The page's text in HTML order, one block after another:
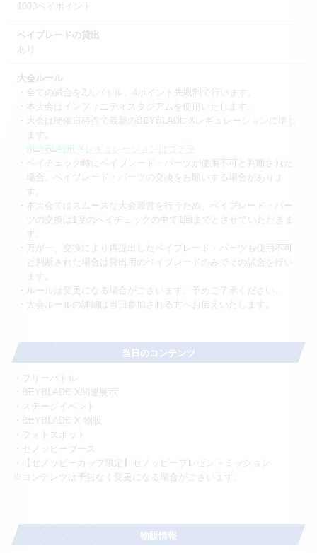
1000ベイポイント
ベイブレードの貸出
あり
大会ルール
・全ての試合を2人バトル、4ポイント先取制で行います。
・本大会はインフィニティスタジアムを使用いたします。
・大会は開催日時点で最新のBEYBLADE Xレギュレーションに準じ
ます。
BEYBLADE Xレギュレーションはコチラ
・ベイチェック時にベイブレード・パーツが使用不可と判断された
場合、ベイブレード・パーツの交換をお願いする場合がありま
す。
・本大会ではスムーズな大会運営を行うため、ベイブレード・パー
ツの交換は1度のベイチェックの中で1回までとさせていただきま
す。
・万が一、交換により再提出したベイブレード・パーツも使用不可
と判断された場合は貸出用のベイブレードのみでその試合を行い
ます。
・ルールは変更になる場合がございます。予めご了承ください。
・大会ルールの詳細は当日参加される方へお伝えいたします。
当日のコンテンツ
・フリーバトル
・BEYBLADE X関連展示
・ステージイベント
・BEYBLADE X 物販
・フォトスポット
・セノッピーブース
・【セノッピーカップ限定】セノッピープレゼントミッション
※コンテンツは予告なく変更になる場合がございます。
物販情報